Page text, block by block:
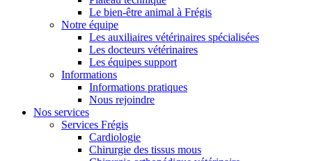
Le bien-être animal à Frégis
Notre équipe
Les auxiliaires vétérinaires spécialisées
Les docteurs vétérinaires
Les équipes support
Informations
Informations pratiques
Nous rejoindre
Nos services
Services Frégis
Cardiologie
Chirurgie des tissus mous